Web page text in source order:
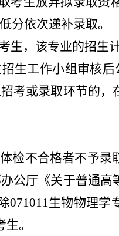
分依次递补录取。
生，该专业的招
生工作小组审核
考或录取环节的
检不合格者不予
公厅《关于普通
071011生物物理
。